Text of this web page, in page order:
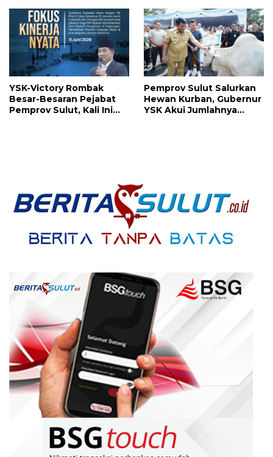
Menanti
YSK-Victory Rombak
Besar-Besaran Pejabat
Pemprov Sulut, Kali Ini
Pemprov Sulut Salurkan
Hewan Kurban, Gubernur
YSK Akui Jumlahnya